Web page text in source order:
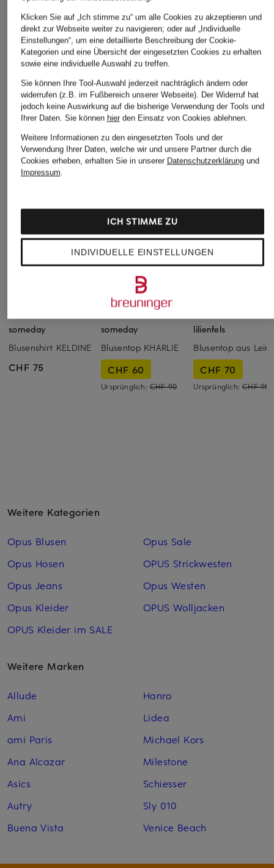
someday
Blusenshirt KELDINE
CHF 75
someday
Blusentop KHARLIE
CHF 60
Ursprünglich: CHF 90
lilienfels
Blusentop aus
CHF 70
Ursprünglich:CHF 95
Weitere Kategorien
Opus Blusen
Opus Hosen
Opus Jeans
Opus Kleider
OPUS Kleider im SALE
Opus Sale
OPUS Strickwesten
Opus Westen
OPUS Woll­jacken
Weitere Marken
Allude
Ami
ami Paris
Ana Alcazar
Asics
Autry
Buena Vista
Hanro
Lidea
Michael Kors
Milestone
Schiesser
Sly 010
Venice Beach
Klicken Sie auf „Ich stimme zu“ um alle Cookies zu akzeptieren und
direkt zur Webseite weiter zu navigieren; oder auf „Individuelle
Einstellungen“, um eine detaillierte Beschreibung der Cookie-
Kategorien und eine Übersicht der eingesetzten Cookies zu erhalten
sowie eine individuelle Auswahl zu treffen.
Sie können Ihre Tool-Auswahl jederzeit nachträglich ändern oder
widerrufen (z.B. im Fußbereich unserer Webseite). Der Widerruf hat
jedoch keine Auswirkung auf die bisherige Verwendung der Tools und
Ihrer Daten. Sie können hierden Einsatz von Cookies ablehnen.
Weitere Informationen zu den eingesetzten Tools und der
Verwendung Ihrer Daten, welche wir und unsere Partner durch die
Cookies erheben, erhalten Sie in unserer Datenschutzerklärungund
Impressum.
INDIVIDUELLE EINSTELLUNGEN
ICH STIMME ZU